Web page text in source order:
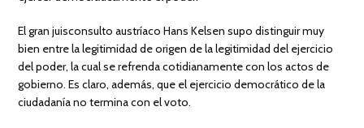
El gran juisconsulto austríaco Hans Kelsen supo distinguir muy
bien entre la legitimidad de origen de la legitimidad del ejercicio
del poder, la cual se refrenda cotidianamente con los actos de
gobierno. Es claro, además, que el ejercicio democrático de la
ciudadanía no termina con el voto.